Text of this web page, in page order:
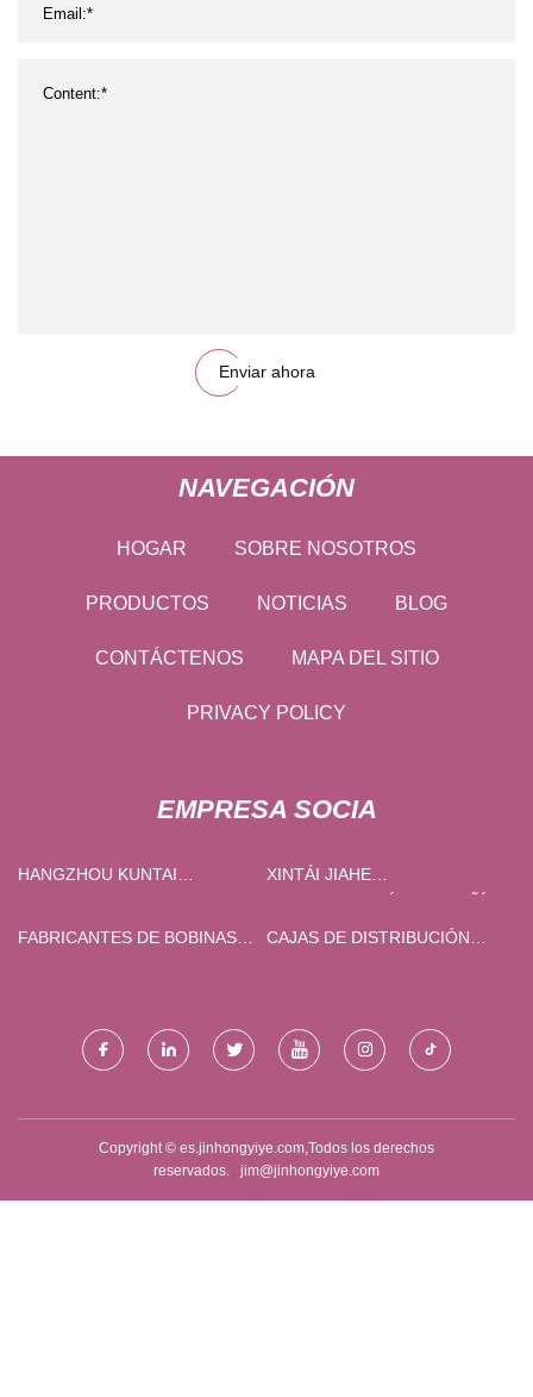
Enviar ahora
NAVEGACIÓN
HOGAR SOBRE NOSOTROS
PRODUCTOS NOTICIAS BLOG
CONTÁCTENOS MAPA DEL SITIO
PRIVACY POLICY
EMPRESA SOCIA
HANGZHOU KUNTAI
XINTÁI JIAHE
LIMITADO
FABRICANTES DE BOBINAS
CAJAS DE DISTRIBUCIÓN
Copyright © es.jinhongyiye.com,Todos los derechos
reservados. jim@jinhongyiye.com